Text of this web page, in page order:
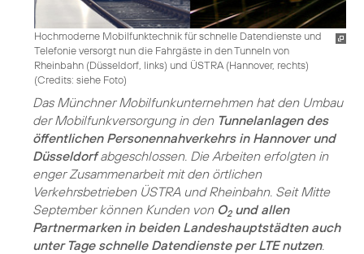
Hochmoderne Mobilfunktechnik für schnelle Datendienste und
Telefonie versorgt nun die Fahrgäste in den Tunneln von
Rheinbahn (Düsseldorf, links) und ÜSTRA (Hannover, rechts)
(Credits: siehe Foto)
Das Münchner Mobilfunkunternehmen hat den Umbau
der Mobilfunkversorgung in den Tunnelanlagen des
öffentlichen Personennahverkehrs in Hannover und
Düsseldorfabgeschlossen. Die Arbeiten erfolgten in
enger Zusammenarbeit mit den örtlichen
Verkehrsbetrieben ÜSTRA und Rheinbahn. Seit Mitte
September können Kunden von O2und allen
Partnermarken in beiden Landeshauptstädten auch
unter Tage schnelle Datendienste per LTE nutzen.